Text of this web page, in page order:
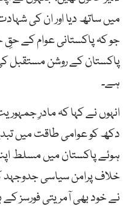
میں ساتھ دیا اور ان کی
جو کہ پاکستانی عوام کے
پاکستان کے روشن مستقبل
ہے۔
انہوں نے کہا کہ مادرِ
دکھ کو عوامی طاقت میں
ہوئے پاکستان میں مسلط
خلاف پرامن سیاسی جدوجہد
نے خود بھی آمریتی فورسز کے